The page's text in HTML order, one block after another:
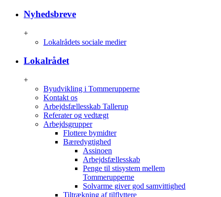
Nyhedsbreve
+
Lokalrådets sociale medier
Lokalrådet
+
Byudvikling i Tommerupperne
Kontakt os
Arbejdsfællesskab Tallerup
Referater og vedtægt
Arbejdsgrupper
Flottere bymidter
Bæredygtighed
Assinoen
Arbejdsfællesskab
Penge til stisystem mellem
Tommerupperne
Solvarme giver god samvittighed
Tiltrækning af tilflyttere